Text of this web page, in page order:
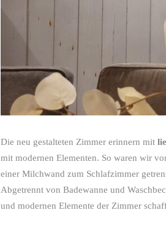
Die neu gestalteten Zimmer erinnern mit
mit modernen Elementen. So waren wir
einer Milchwand zum Schlafzimmer
Abgetrennt von Badewanne und
und modernen Elemente der Zimmer